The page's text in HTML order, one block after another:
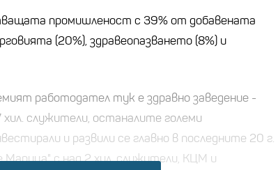
промишленост с 39% от добавената
(20%), здравеопазването (8%) и
работодател тук е здравно заведение -
служители, останалите големи
и развили се главно в последните 20 г.
Марица" с над 2 хил. служители, КЦМ и